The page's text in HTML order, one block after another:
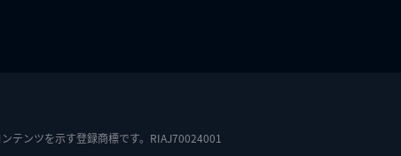
テンツを示す登録商標です。RIAJ70024001